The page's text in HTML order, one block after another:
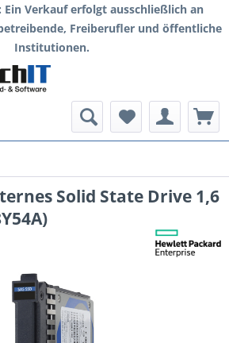
Ein Verkauf erfolgt ausschließlich an
Freiberufler und öffentliche
Institutionen.
Solid State Drive 1,6